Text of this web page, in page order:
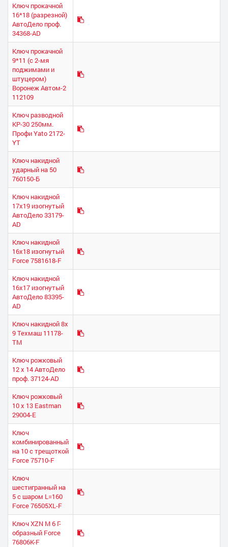
Ключ прокачной
16*18 (разрезной)
АвтоДело проф.
34368-АD
Ключ прокачной
9*11 (с 2-мя
поджимами и
штуцером)
Воронеж Автом-2
112109
Ключ разводной
КР-30 250мм.
Профи Yato 2172-
YT
Ключ накидной
ударный на 50
760150-Б
Ключ накидной
17х19 изогнутый
АвтоДело 33179-
AD
Ключ накидной
16х18 изогнутый
Force 7581618-F
Ключ накидной
16х17 изогнутый
АвтоДело 83395-
AD
Ключ накидной 8х
9 Техмаш 11178-
ТМ
Ключ рожковый
12 х 14 АвтоДело
проф. 37124-AD
Ключ рожковый
10 х 13 Eastman
29004-E
Ключ
комбинированный
на 10 с трещоткой
Force 75710-F
Ключ
шестигранный на
5 с шаром L=160
Force 76505XL-F
Ключ XZN М 6 Г-
образный Force
76806K-F